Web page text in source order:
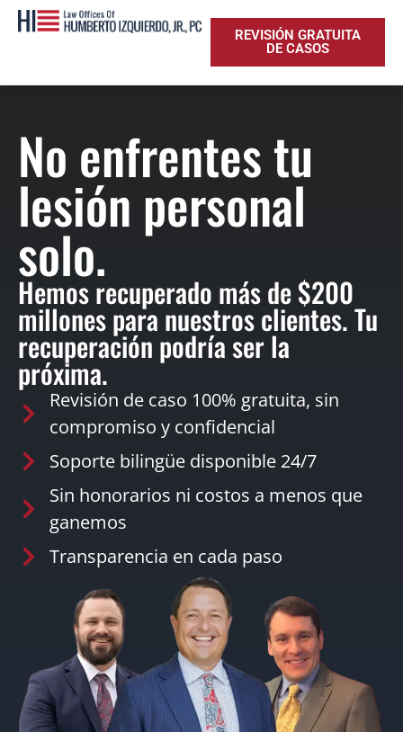
REVISIÓN GRATUITA
DE CASOS
No enfrentes tu
lesión personal
solo.
Hemos recuperado más de $200
millones para nuestros clientes. Tu
recuperación podría ser la
próxima.
Revisión de caso 100% gratuita, sin
compromiso y confidencial
Soporte bilingüe disponible 24/7
Sin honorarios ni costos a menos que
ganemos
Transparencia en cada paso